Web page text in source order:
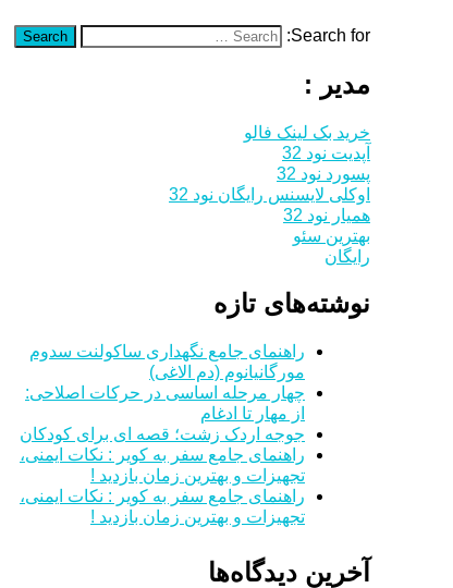
Search for:
Search
مدیر :
خرید بک لینک فالو
آپدیت نود 32
پسورد نود 32
اوکلی لایسنس رایگان نود 32
همیار نود 32
بهترین سئو
رایگان
نوشته‌های تازه
راهنمای جامع نگهداری ساکولنت سدوم
مورگانیانوم (دم الاغی)
چهار مرحله اساسی در حرکات اصلاحی:
از مهار تا ادغام
جوجه اردک زشت؛ قصه ای برای کودکان
راهنمای جامع سفر به کویر : نکات ایمنی،
تجهیزات و بهترین زمان بازدید !
راهنمای جامع سفر به کویر : نکات ایمنی،
تجهیزات و بهترین زمان بازدید !
آخرین دیدگاه‌ها